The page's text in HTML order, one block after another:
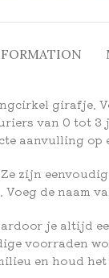
van 0 tot 3
aanvulling op
zijn
de naam
je altijd
voorraden
en houd